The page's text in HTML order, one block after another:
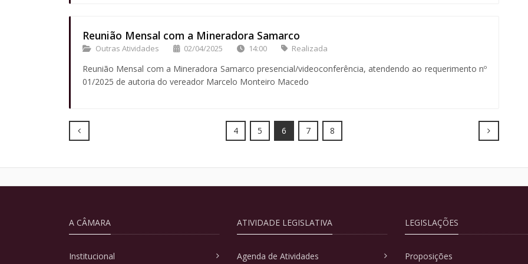
Reunião Mensal com a Mineradora Samarco
Outras Atividades 02/04/2025 14:00 Realizada
Reunião Mensal com a Mineradora Samarco presencial/videoconferência, atendendo ao requerimento nº
01/2025 de autoria do vereador Marcelo Monteiro Macedo
Prev 4 5 6 7 8 Next
A CÂMARA
Institucional
ATIVIDADE LEGISLATIVA
Agenda de Atividades
LEGISLAÇÕES
Proposições